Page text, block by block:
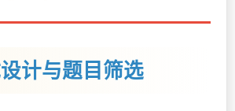
计与题目筛选